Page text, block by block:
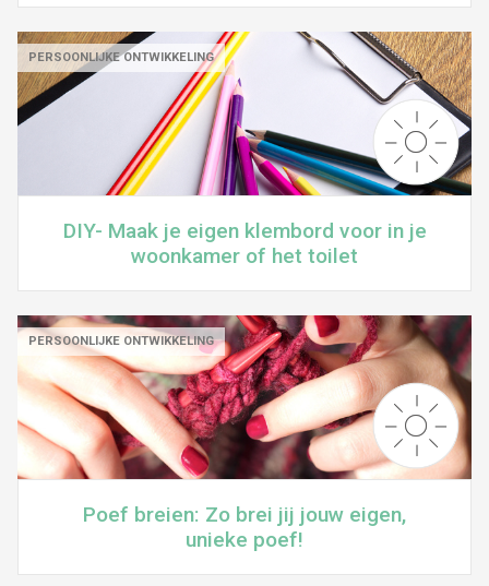
PERSOONLIJKE ONTWIKKELING
DIY- Maak je eigen klembord voor in je
woonkamer of het toilet
PERSOONLIJKE ONTWIKKELING
Poef breien: Zo brei jij jouw eigen,
unieke poef!